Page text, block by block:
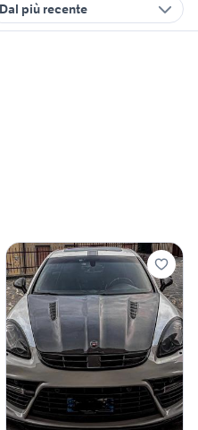
Dal più recente